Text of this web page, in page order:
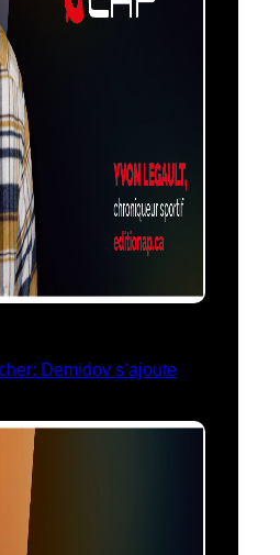
Demidov s’ajoute